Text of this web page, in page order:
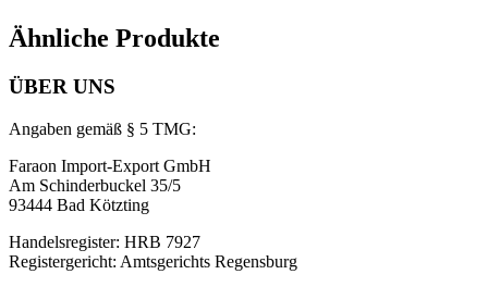
Ähnliche Produkte
ÜBER UNS
Angaben gemäß § 5 TMG:
Faraon Import-Export GmbH
Am Schinderbuckel 35/5
93444 Bad Kötzting
Handelsregister: HRB 7927
Registergericht: Amtsgerichts Regensburg